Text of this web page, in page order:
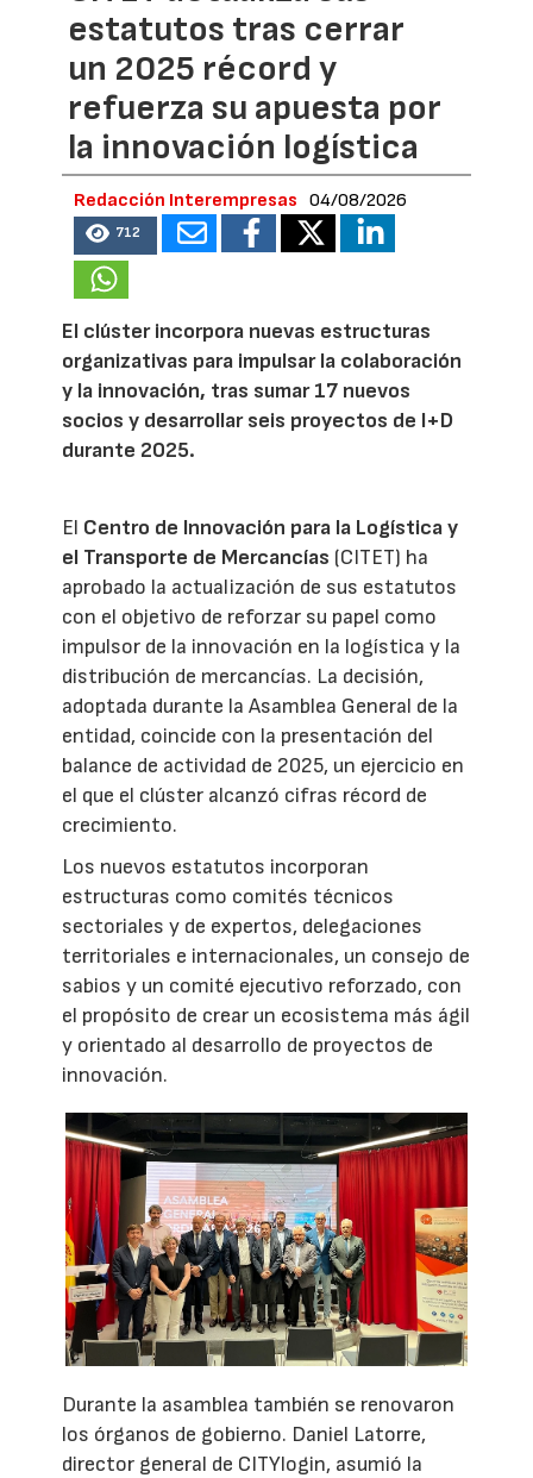
estatutos tras cerrar
un 2025 récord y
refuerza su apuesta por
la innovación logística
Redacción Interempresas 04/08/2026
712
El clúster incorpora nuevas estructuras
organizativas para impulsar la colaboración
y la innovación, tras sumar 17 nuevos
socios y desarrollar seis proyectos de I+D
durante 2025.
El Centro de Innovación para la Logística y
el Transporte de Mercancías (CITET) ha
aprobado la actualización de sus estatutos
con el objetivo de reforzar su papel como
impulsor de la innovación en la logística y la
distribución de mercancías. La decisión,
adoptada durante la Asamblea General de la
entidad, coincide con la presentación del
balance de actividad de 2025, un ejercicio en
el que el clúster alcanzó cifras récord de
crecimiento.
Los nuevos estatutos incorporan
estructuras como comités técnicos
sectoriales y de expertos, delegaciones
territoriales e internacionales, un consejo de
sabios y un comité ejecutivo reforzado, con
el propósito de crear un ecosistema más ágil
y orientado al desarrollo de proyectos de
innovación.
Durante la asamblea también se renovaron
los órganos de gobierno. Daniel Latorre,
director general de CITYlogin, asumió la